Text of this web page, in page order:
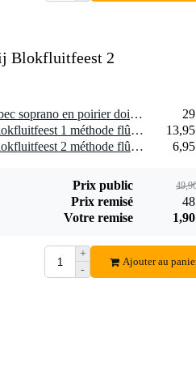
Blokfluitfeest 2
1 x Hohner Musica flute à bec soprano en poirier doigté baroque
1 x De Toorts Uitgeverij Blokfluitfeest 1 méthode flûte à bec (néerlandais)
1 x De Toorts Uitgeverij Blokfluitfeest 2 méthode flûte à bec (néerlandais)
Prix public
Prix remisé
Votre remise
+
-
Ajouter au